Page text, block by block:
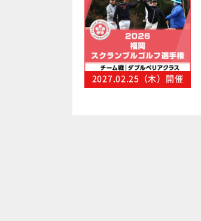
2027.02.25（木）開催